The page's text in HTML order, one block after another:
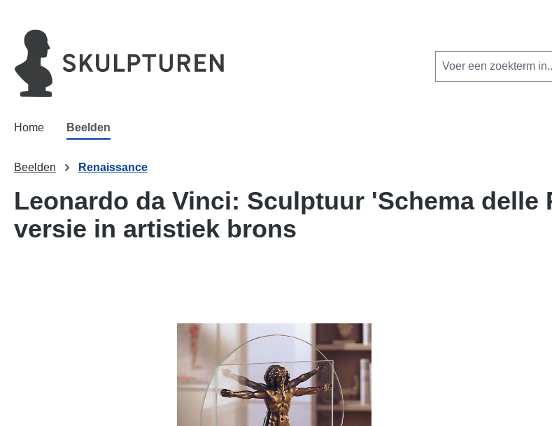
Home Beelden
Beelden Renaissance
Leonardo da Vinci: Sculptuur 'Schema delle
versie in artistiek brons